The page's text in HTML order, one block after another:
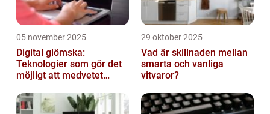
05 november 2025
Digital glömska:
Teknologier som gör det
möjligt att medvetet
29 oktober 2025
Vad är skillnaden mellan
smarta och vanliga
vitvaror?